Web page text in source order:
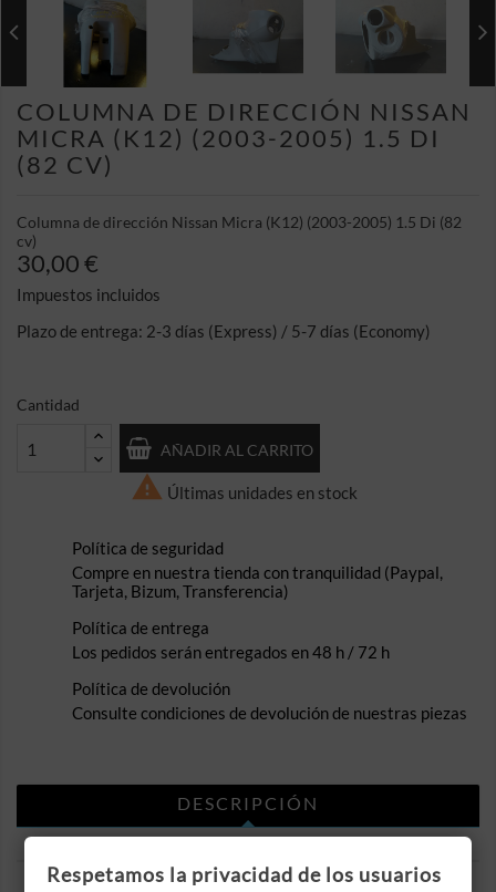
COLUMNA DE DIRECCIÓN NISSAN
MICRA (K12) (2003-2005) 1.5 DI
(82 CV)
Columna de dirección Nissan Micra (K12) (2003-2005) 1.5 Di (82
cv)
30,00 €
Impuestos incluidos
Plazo de entrega: 2-3 días (Express) / 5-7 días (Economy)
Cantidad
AÑADIR AL CARRITO
 Últimas unidades en stock
Política de seguridad
Compre en nuestra tienda con tranquilidad (Paypal,
Tarjeta, Bizum, Transferencia)
Política de entrega
Los pedidos serán entregados en 48 h / 72 h
Política de devolución
Consulte condiciones de devolución de nuestras piezas
DESCRIPCIÓN
DETALLES DEL PRODUCTO
Respetamos la privacidad de los usuarios